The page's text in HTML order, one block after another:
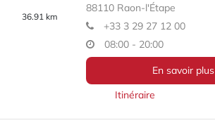
36.91 km
88110 Raon-l'Étape
+33 3 29 27 12 00
08:00 - 20:00
En savoir plus
Itinéraire